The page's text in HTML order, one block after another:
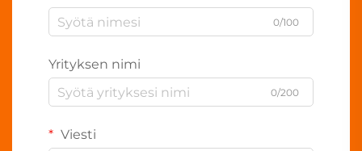
0/100
Yrityksen nimi
0/200
Viesti